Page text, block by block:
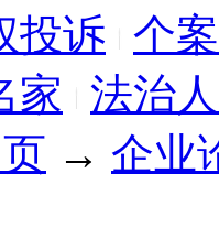
投诉
个
家
法治
→ 企业